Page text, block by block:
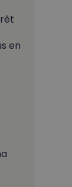
en